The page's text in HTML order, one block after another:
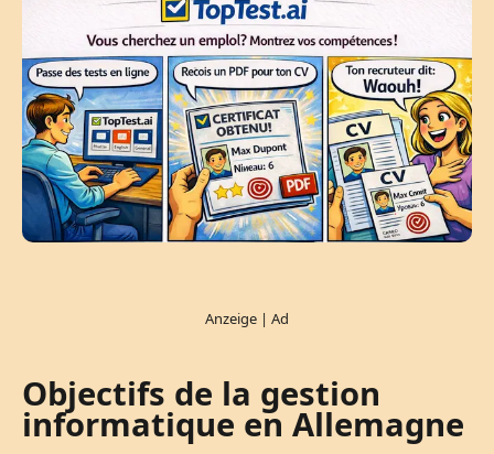
Objectifs de la gestion
informatique en Allemagne